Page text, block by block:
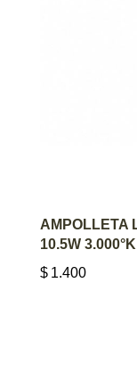
AMPOLLETA
10.5W 3.000°K
$ 1.400